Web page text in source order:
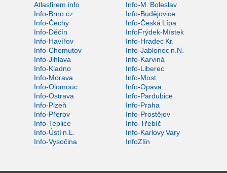
Atlasfirem.info
Info-M. Boleslav
Info-Brno.cz
Info-Budějovice
Info-Čechy
Info-Česká Lípa
Info-Děčín
InfoFrýdek-Místek
Info-Havířov
Info-Hradec Kr.
Info-Chomutov
Info-Jablonec n.N.
Info-Jihlava
Info-Karviná
Info-Kladno
Info-Liberec
Info-Morava
Info-Most
Info-Olomouc
Info-Opava
Info-Ostrava
Info-Pardubice
Info-Plzeň
Info-Praha
Info-Přerov
Info-Prostějov
Info-Teplice
Info-Třebíč
Info-Ústí n.L.
Info-Karlovy Vary
Info-Vysočina
InfoZlín